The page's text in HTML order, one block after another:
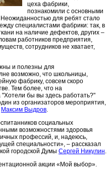
цеха фабрики,
познакомили с основными
для ребят стало
специалистами фабрики: так, в
на наличие дефектов, других –
работников предприятия,
сотрудников не хватает,
и полезны для
возможно, что школьницы,
фабрику, совсем скоро
Тем более, что на
"Хотели бы вы здесь работать?"
из организаторов мероприятия,
Максим Выдров.
социальных
возможностями здоровья
профессий, и, надеюсь,
специальности», – рассказал
городской Думы Сергей Никулин.
акции «Мой выбор».